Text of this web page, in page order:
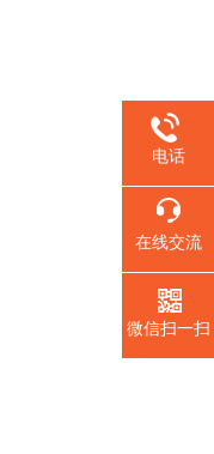
电话
在线交流
微信扫一扫